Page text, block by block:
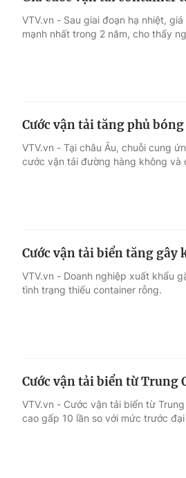
Âm nhạc
Sao
VTV.vn - Sau giai đoạn hạ nhiệt,
mạnh nhất trong 2 năm, cho thấy
Cước vận tải tăng phủ
VTV.vn - Tại châu Âu, chuỗi cung
cước vận tải đường hàng không
Cước vận tải biển tăng gây
VTV.vn - Doanh nghiệp xuất khẩu
tình trạng thiếu container rỗng.
Cước vận tải biển từ Trung
VTV.vn - Cước vận tải biển từ
cao gấp 10 lần so với mức trước